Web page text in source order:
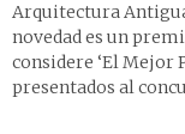
Arquitectura
novedad es un
considere ‘El Mejor
presentados al